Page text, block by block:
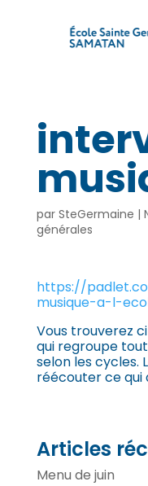
par SteGermaine |
générales
https://
musique-a-l-
Vous trouverez
qui regroupe
selon les cycles.
réécouter ce qui
Articles
Menu de juin